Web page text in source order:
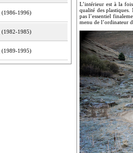
(1986-1996)
(1982-1985)
(1989-1995)
L’intérieur est à la
qualité des plastiques.
pas l’essentiel
menu de l’ordinateur